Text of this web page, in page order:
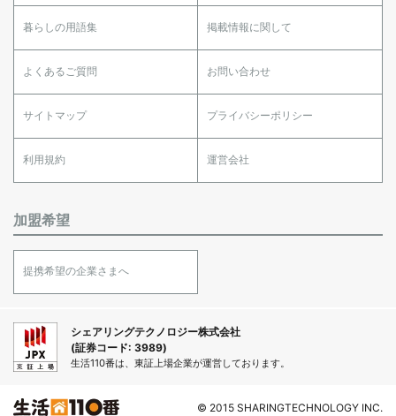
暮らしの用語集 掲載情報に関して
よくあるご質問 お問い合わせ
サイトマップ プライバシーポリシー
利用規約 運営会社
加盟希望
提携希望の企業さまへ
シェアリングテクノロジー株式会社
(証券コード: 3989)
生活110番は、東証上場企業が運営しております。
© 2015 SHARINGTECHNOLOGY INC.